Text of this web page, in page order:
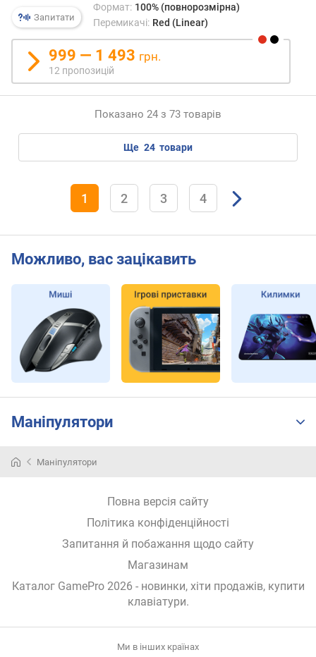
(
м
е
х
)
м
а
а
и
й
х
і
д
(
м
р
Запитати
Формат: 100% (повнорозмірна)
Перемикачі: Red (Linear)
999 — 1 493 грн.
12 пропозицій
Показано 24 з 73 товарів
ще 24 товари
1 2 3 4
Можливо, вас зацікавить
Маніпулятори
Маніпулятори
Повна версія сайту
Політика конфіденційності
Запитання й побажання щодо сайту
Магазинам
Каталог GamePro 2026 - новинки, хіти продажів, купити
клавіатури.
Ми в інших країнах